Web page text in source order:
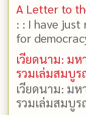
A Letter to
: : I have
for
เวียดนาม: ม
รวมเล่มสมบู
เวียดนาม: ม
รวมเล่มสมบูร